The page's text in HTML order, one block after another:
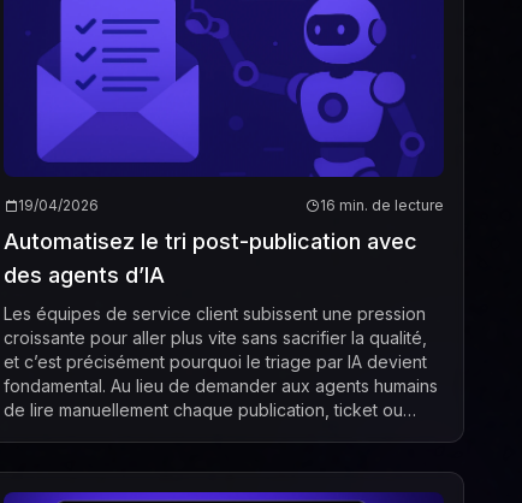
19/04/2026 16 min. de lecture
Automatisez le tri post-publication avec
des agents d’IA
Les équipes de service client subissent une pression
croissante pour aller plus vite sans sacrifier la qualité,
et c’est précisément pourquoi le triage par IA devient
fondamental. Au lieu de demander aux agents humains
de lire manuellement chaque publication, ticket ou